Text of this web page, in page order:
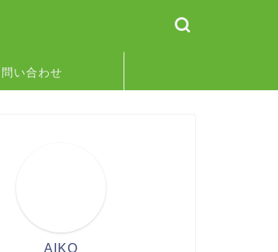
い合わせ
AIKO